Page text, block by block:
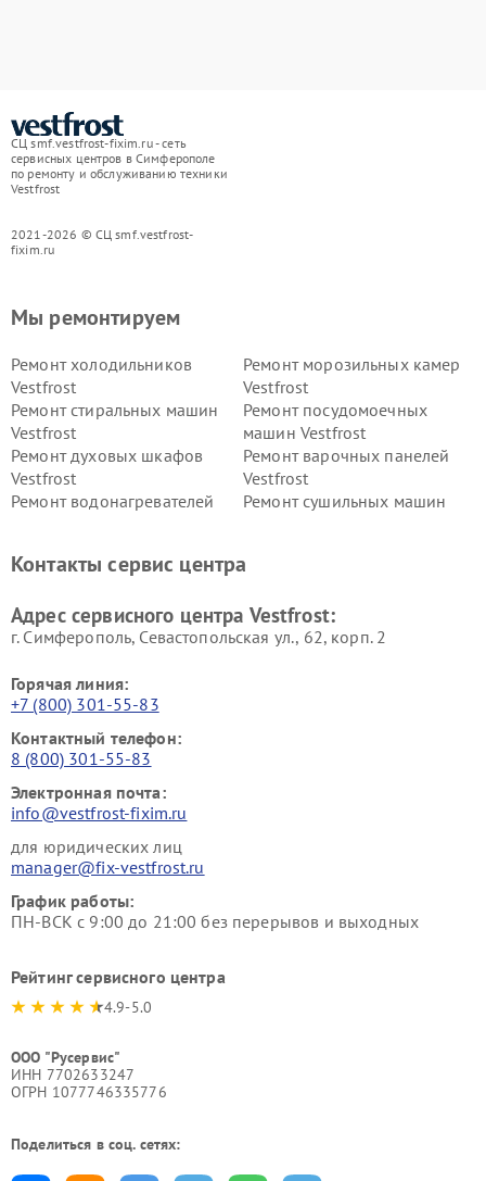
СЦ smf.vestfrost-fixim.ru - сеть
сервисных центров в Симферополе
по ремонту и обслуживанию техники
Vestfrost
2021-2026 © СЦ smf.vestfrost-
fixim.ru
Мы ремонтируем
Ремонт холодильников
Vestfrost
Ремонт морозильных камер
Vestfrost
Ремонт стиральных машин
Vestfrost
Ремонт посудомоечных
машин Vestfrost
Ремонт духовых шкафов
Vestfrost
Ремонт варочных панелей
Vestfrost
Ремонт водонагревателей
Ремонт сушильных машин
Vestfrost
Контакты сервис центра
Адрес сервисного центра Vestfrost:
г. Симферополь, Севастопольская ул., 62, корп. 2
Горячая линия:
+7 (800) 301-55-83
Контактный телефон:
8 (800) 301-55-83
Электронная почта:
info@vestfrost-fixim.ru
для юридических лиц
manager@fix-vestfrost.ru
График работы:
ПН-ВСК с 9:00 до 21:00 без перерывов и выходных
Рейтинг сервисного центра
4.9-5.0
ООО "Русервис"
ИНН 7702633247
ОГРН 1077746335776
Поделиться в соц. сетях: